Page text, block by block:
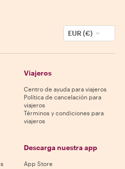
EUR (€)
Viajeros
Centro de ayuda para viajeros
Política de cancelación para
viajeros
Términos y condiciones para
viajeros
Descarga nuestra app
App Store